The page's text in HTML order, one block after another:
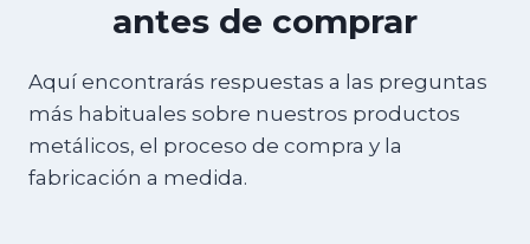
antes de comprar
Aquí encontrarás respuestas a las preguntas
más habituales sobre nuestros productos
metálicos, el proceso de compra y la
fabricación a medida.